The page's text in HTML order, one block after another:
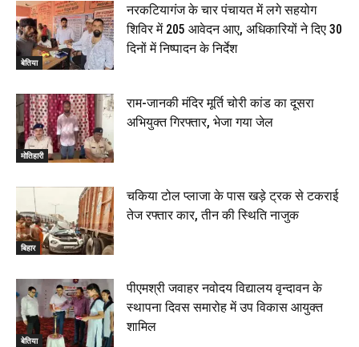
बेतिया
नरकटियागंज के चार पंचायत में लगे सहयोग
शिविर में 205 आवेदन आए, अधिकारियों ने दिए 30
दिनों में निष्पादन के निर्देश
मोतिहारी
राम-जानकी मंदिर मूर्ति चोरी कांड का दूसरा
अभियुक्त गिरफ्तार, भेजा गया जेल
बिहार
चकिया टोल प्लाजा के पास खड़े ट्रक से टकराई
तेज रफ्तार कार, तीन की स्थिति नाजुक
बेतिया
पीएमश्री जवाहर नवोदय विद्यालय वृन्दावन के
स्थापना दिवस समारोह में उप विकास आयुक्त
शामिल